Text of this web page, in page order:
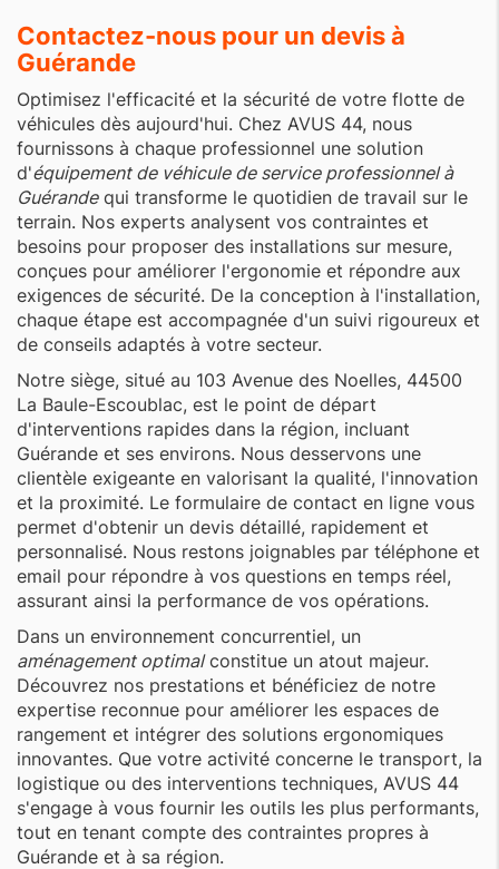
Contactez-nous pour un devis à
Guérande
Optimisez l'efficacité et la sécurité de votre flotte de
véhicules dès aujourd'hui. Chez AVUS 44, nous
fournissons à chaque professionnel une solution
d'équipement de véhicule de service professionnel à
Guérandequi transforme le quotidien de travail sur le
terrain. Nos experts analysent vos contraintes et
besoins pour proposer des installations sur mesure,
conçues pour améliorer l'ergonomie et répondre aux
exigences de sécurité. De la conception à l'installation,
chaque étape est accompagnée d'un suivi rigoureux et
de conseils adaptés à votre secteur.
Notre siège, situé au 103 Avenue des Noelles, 44500
La Baule-Escoublac, est le point de départ
d'interventions rapides dans la région, incluant
Guérande et ses environs. Nous desservons une
clientèle exigeante en valorisant la qualité, l'innovation
et la proximité. Le formulaire de contact en ligne vous
permet d'obtenir un devis détaillé, rapidement et
personnalisé. Nous restons joignables par téléphone et
email pour répondre à vos questions en temps réel,
assurant ainsi la performance de vos opérations.
Dans un environnement concurrentiel, un
aménagement optimalconstitue un atout majeur.
Découvrez nos prestations et bénéficiez de notre
expertise reconnue pour améliorer les espaces de
rangement et intégrer des solutions ergonomiques
innovantes. Que votre activité concerne le transport, la
logistique ou des interventions techniques, AVUS 44
s'engage à vous fournir les outils les plus performants,
tout en tenant compte des contraintes propres à
Guérande et à sa région.